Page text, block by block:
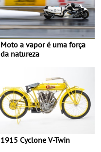
Moto a vapor é uma força
da natureza
1915 Cyclone V-Twin